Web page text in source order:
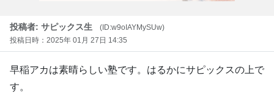
投稿者: サピックス生
(ID:w9oIAYMySUw)
投稿日時：2025年 01月 27日 14:35
早稲アカは素晴らしい塾です。はるかにサピックスの上で
す。